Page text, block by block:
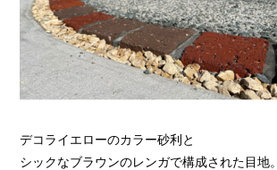
デコライエローのカラー砂利と
シックなブラウンのレンガで構成された目地。